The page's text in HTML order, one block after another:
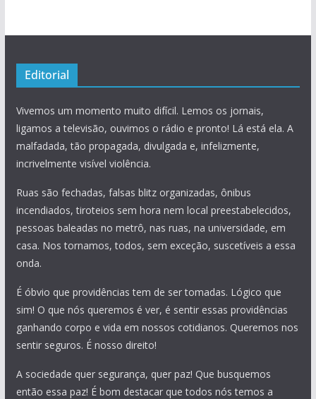
Editorial
Vivemos um momento muito difícil. Lemos os jornais,
ligamos a televisão, ouvimos o rádio e pronto! Lá está ela. A
malfadada, tão propagada, divulgada e, infelizmente,
incrivelmente visível violência.
Ruas são fechadas, falsas blitz organizadas, ônibus
incendiados, tiroteios sem hora nem local preestabelecidos,
pessoas baleadas no metrô, nas ruas, na universidade, em
casa. Nos tornamos, todos, sem exceção, suscetíveis a essa
onda.
É óbvio que providências tem de ser tomadas. Lógico que
sim! O que nós queremos é ver, é sentir essas providências
ganhando corpo e vida em nossos cotidianos. Queremos nos
sentir seguros. É nosso direito!
A sociedade quer segurança, quer paz! Que busquemos
então essa paz! É bom destacar que todos nós temos a